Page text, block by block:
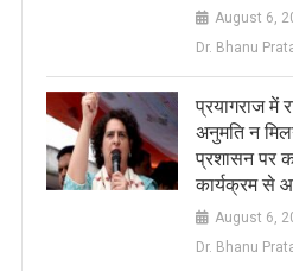
August 6,
Dr. Bhanu
प्रयागराज में
अनुमति न
प्रशासन पर
कार्यक्रम से
August 6,
Dr. Bhanu